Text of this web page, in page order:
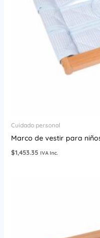
Cuidado personal
Marco de vestir para
$1,453.35 IVA Inc.